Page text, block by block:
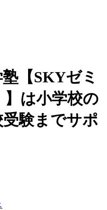
【SKYゼミ
】は小学校の
験までサポ